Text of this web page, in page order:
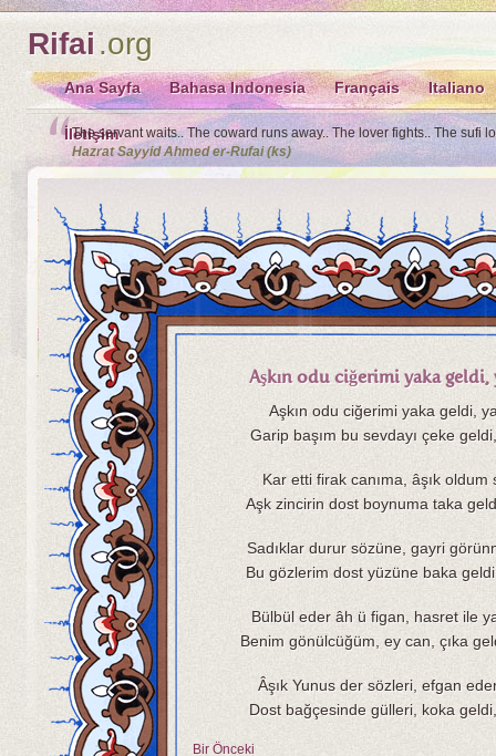
Rifai.org
Ana Sayfa Bahasa Indonesia Français Italiano
İletişim
The servant waits.. The coward runs away.. The lover fights.. The sufi
Hazrat Sayyid Ahmed er-Rufai (ks)
Aşkın odu ciğerimi yaka geldi,
Aşkın odu ciğerimi yaka geldi,
Garip başım bu sevdayı çeke
Kar etti firak canıma, âşık oldum
Aşk zincirin dost boynuma taka
Sadıklar durur sözüne, gayri
Bu gözlerim dost yüzüne baka
Bülbül eder âh ü figan, hasret ile
Benim gönülcüğüm, ey can, çıka
Âşık Yunus der sözleri, efgan
Dost bağçesinde gülleri, koka
Bir Önceki